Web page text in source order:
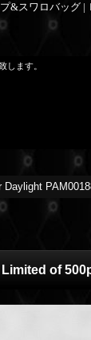
&スワロバッ
します。
Daylight
of